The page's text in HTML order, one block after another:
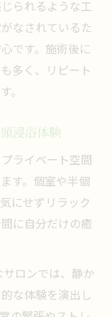
られるような工
なされているた
です。施術後に
多く、リピート
。
浸浴体験
ライベート空間
す。個室や半個
にせずリラック
に自分だけの癒
ロンでは、静か
な体験を演出し